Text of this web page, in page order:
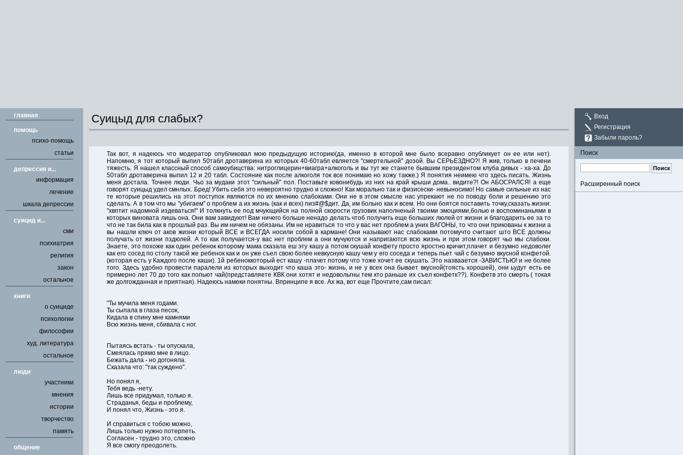
главная
помощь
психо-помощь
статьи
депрессия и...
информация
лечение
шкала депрессии
cуицид и...
сми
психиатрия
религия
закон
остальное
книги
о суициде
психологии
философии
худ. литература
остальное
люди
участники
мнения
истории
творчество
память
общение
Вход
Регистрация
Забыли пароль?
Поиск
Расширенный поиск
Суицыд для слабых?
Так вот, я надеюсь что модератор опубликовал мою предыдущую историю(да, именно в которой мне было всеравно опубликует он ее или нет).
Напомню, я тот который выпил 50табл дротаверина из которых 40-60табл евляется "смертельной" дозой. Вы СЕРЬЕЗДНО?! Я жив, только в печени
тяжесть. Я нашел классный способ самоубицства: нитроглицерин+виагра+алкоголь и вы тут же станете бывшим президентом клуба дивых - ха-ха. До
50табл дротаверина выпил 12 и 20 табл. Состояние как после алкоголя ток все понимаю но хожу также.) Я понятия неимею что здесь писать. Жизнь
меня достала. Точнее люди. Чьо за мудаки этот "сильный" пол. Поставьте ковонибудь из них на край крыши дома.. видите?! Он АБОСРАЛСЯ! а еще
говорят суицыд удел смнлых. Бред! Убить себя это невероятно трудно и сложно! Как морально так и физисески- невыносимо! Но самые сильные из нас
те которые решились на этот поступок являются по их мнению слабоками. Они не в этом смысле нас упрекают не по поводу боли и решению это
сделать. А в том что мы "убигаем" о проблем а их жизнь (как и всех) пиз#@$дит. Да, им больно как и всем. Но они боятся поставить точку,сказать жизни:
"хвптит надомной издеваться!" И толкнуть ее под мчующийся на полной скорости грузовик наполненый твоими эмоциями,болью и воспоминаньями в
которых виновата лишь она. Они вам завидуют! Вам ничего больше ненадо делать чтоб получить еще больших люлей от жизни и благодарить ее за то
что не так била как в прошлый раз. Вы им ничем не обязаны. Им не нравиться то что у вас нет проблем а уних ВАГОНЫ, то что они прикованы к жизни а
вы нашли ключ от аков жизни который ВСЕ и ВСЕГДА носили собой в кармане! Они называют нас слабоками потомучто считают што ВСЕ должны
получать от жизни пздюлей. А то как получается-у вас нет проблем а они мучуются и напригаются всю жизнь и при этом говорят чьо мы слабоки.
Знаете, это похоже как один ребенок которому мама сказала еш эту кашу а потом скушай конфету просто яростно кричит,плачет и безумно недоволег
как его сосед по столу такой же ребенок как и он уже съел свою более невкусную кашу чем у его соседа и теперь пьет чай с безумно вкусной конфетой.
(которая есть у Каждого после каши). 1й ребеноккоторый ест кашу -плачет потому что тоже хочет ее скушать. Это назваается -ЗАВИСТЬЮ! и не более
того. Здесь удобно провести паралели из которых выходит что каша это- жизнь, и не у всех она бывает вкусной(тоясть хорошей), они ьудут есть ее
примерно лет 70 до того как попьют чай(представляете КВК они хотят и недовольгны тем кто раньше их съел конфетк??). Конфетв это смерть ( токая
же долгожданная и приятная). Надеюсь намеки понятны. Впринципе я все. Ах жа, вот еще Прочтите,сам писал:
"Ты мучила меня годами.
Ты сыпала в глаза песок,
Кидала в спину мне камнями
Всю жизнь меня, сбивала с ног.
Пытаясь встать - ты опускала,
Смеялась прямо мне в лицо.
Бежать дала - но догоняла.
Сказала что: "так суждено".
Но понял я,
Тебя ведь -нету.
Лишь все придумал, только я.
Страданья, беды и проблему,
И понял что, Жизнь - это я.
И справиться с тобою можно,
Лишь только нужно потерпеть.
Согласен - трудно это, сложно
Я все смогу преодолеть.